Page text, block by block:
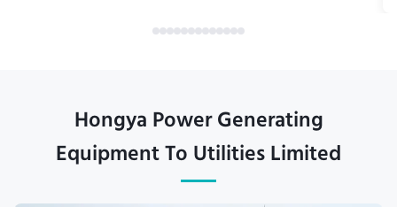
Hongya Power Generating
Equipment To Utilities Limited